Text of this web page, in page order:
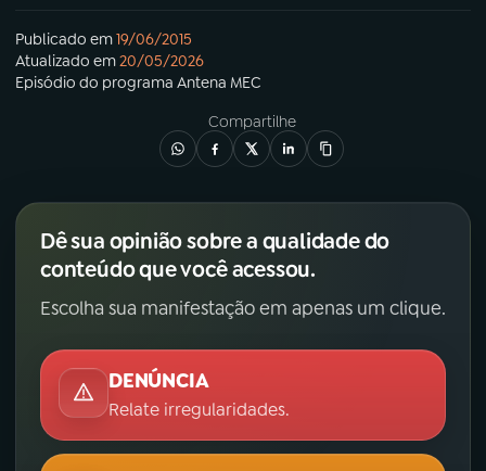
Publicado em19/06/2015
Atualizado em20/05/2026
Episódio do programa Antena MEC
Compartilhe
Dê sua opinião sobre a qualidade do
conteúdo que você acessou.
Escolha sua manifestação em apenas um clique.
DENÚNCIA
Relate irregularidades.